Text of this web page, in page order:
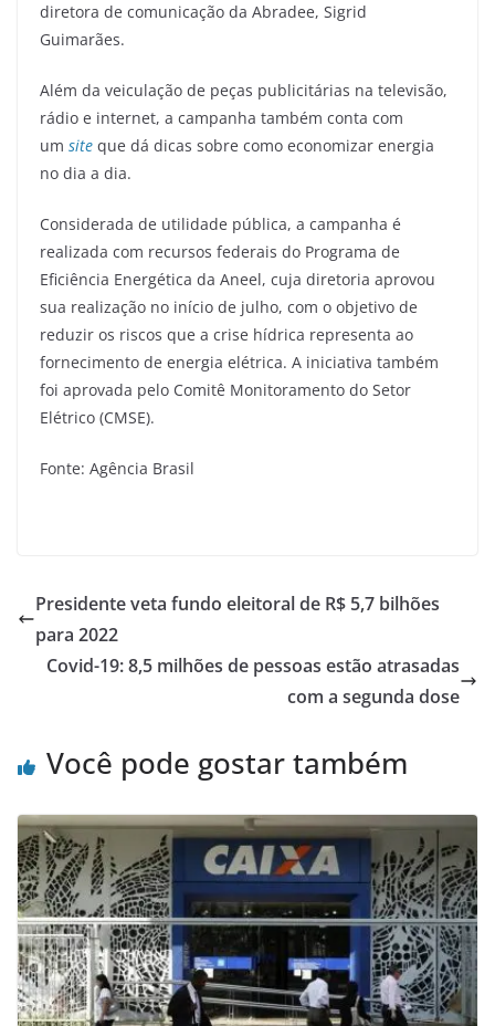
diretora de comunicação da Abradee, Sigrid
Guimarães.
Além da veiculação de peças publicitárias na televisão,
rádio e internet, a campanha também conta com
um site que dá dicas sobre como economizar energia
no dia a dia.
Considerada de utilidade pública, a campanha é
realizada com recursos federais do Programa de
Eficiência Energética da Aneel, cuja diretoria aprovou
sua realização no início de julho, com o objetivo de
reduzir os riscos que a crise hídrica representa ao
fornecimento de energia elétrica. A iniciativa também
foi aprovada pelo Comitê Monitoramento do Setor
Elétrico (CMSE).
Fonte: Agência Brasil
Presidente veta fundo eleitoral de R$ 5,7 bilhões
para 2022
Covid-19: 8,5 milhões de pessoas estão atrasadas
com a segunda dose
Você pode gostar também